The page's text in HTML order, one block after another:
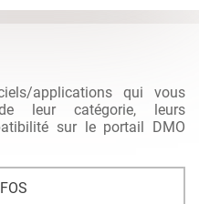
applications qui vous
leur catégorie, leurs
sur le portail DMO